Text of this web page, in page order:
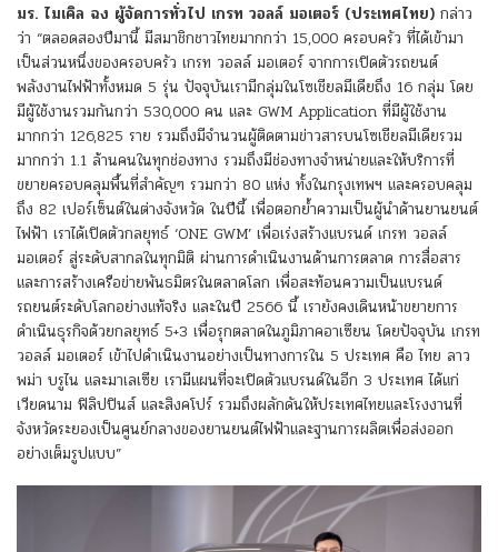
มร. ไมเคิล ฉง ผู้จัดการทั่วไป เกรท วอลล์ มอเตอร์ (ประเทศไทย) กล่าว
ว่า “ตลอดสองปีมานี้ มีสมาชิกชาวไทยมากกว่า 15,000 ครอบครัว ที่ได้เข้ามา
เป็นส่วนหนึ่งของครอบครัว เกรท วอลล์ มอเตอร์ จากการเปิดตัวรถยนต์
พลังงานไฟฟ้าทั้งหมด 5 รุ่น ปัจจุบันเรามีกลุ่มในโซเชียลมีเดียถึง 16 กลุ่ม โดย
มีผู้ใช้งานรวมกันกว่า 530,000 คน และ GWM Application ที่มีผู้ใช้งาน
มากกว่า 126,825 ราย รวมถึงมีจำนวนผู้ติดตามข่าวสารบนโซเชียลมีเดียรวม
มากกว่า 1.1 ล้านคนในทุกช่องทาง รวมถึงมีช่องทางจำหน่ายและให้บริการที่
ขยายครอบคลุมพื้นที่สำคัญๆ รวมกว่า 80 แห่ง ทั้งในกรุงเทพฯ และครอบคลุม
ถึง 82 เปอร์เซ็นต์ในต่างจังหวัด ในปีนี้ เพื่อตอกย้ำความเป็นผู้นำด้านยานยนต์
ไฟฟ้า เราได้เปิดตัวกลยุทธ์ ‘ONE GWM’ เพื่อเร่งสร้างแบรนด์ เกรท วอลล์
มอเตอร์ สู่ระดับสากลในทุกมิติ ผ่านการดำเนินงานด้านการตลาด การสื่อสาร
และการสร้างเครือข่ายพันธมิตรในตลาดโลก เพื่อสะท้อนความเป็นแบรนด์
รถยนต์ระดับโลกอย่างแท้จริง และในปี 2566 นี้ เรายังคงเดินหน้าขยายการ
ดำเนินธุรกิจด้วยกลยุทธ์ 5+3 เพื่อรุกตลาดในภูมิภาคอาเซียน โดยปัจจุบัน เกรท
วอลล์ มอเตอร์ เข้าไปดำเนินงานอย่างเป็นทางการใน 5 ประเทศ คือ ไทย ลาว
พม่า บรูไน และมาเลเซีย เรามีแผนที่จะเปิดตัวแบรนด์ในอีก 3 ประเทศ ได้แก่
เวียดนาม ฟิลิปปินส์ และสิงคโปร์ รวมถึงผลักดันให้ประเทศไทยและโรงงานที่
จังหวัดระยองเป็นศูนย์กลางของยานยนต์ไฟฟ้าและฐานการผลิตเพื่อส่งออก
อย่างเต็มรูปแบบ”